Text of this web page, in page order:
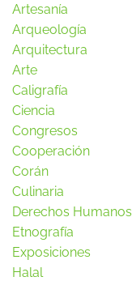
Artesanía
Arqueología
Arquitectura
Arte
Caligrafía
Ciencia
Congresos
Cooperación
Corán
Culinaria
Derechos Humanos
Etnografía
Exposiciones
Halal